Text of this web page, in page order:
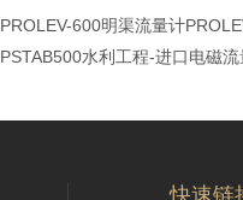
PROLEV-600明渠流量计
PSTAB500水利工程-进口电磁
快速链